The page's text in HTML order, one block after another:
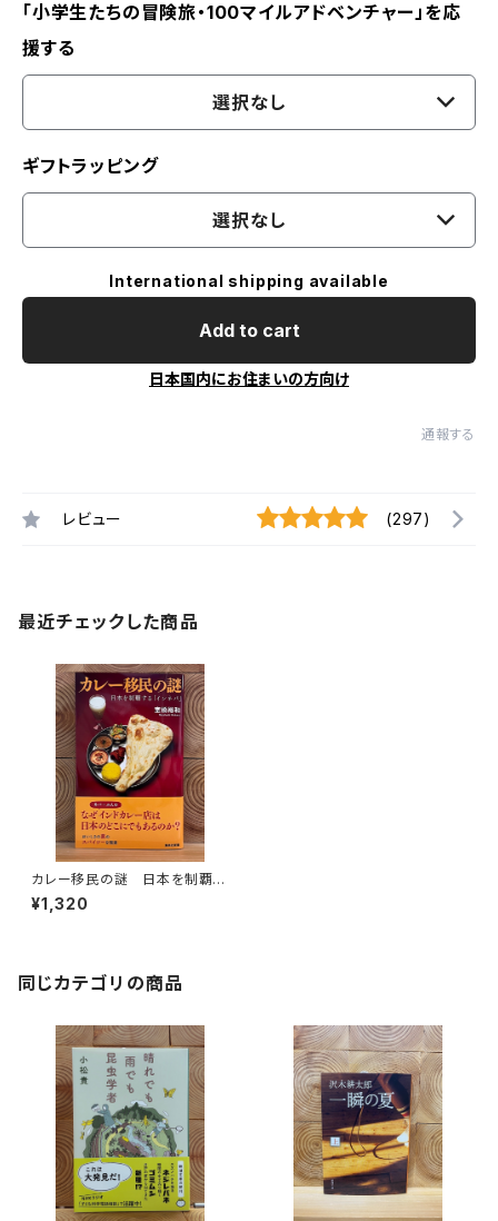
「小学生たちの冒険旅・100マイルアドベンチャー」を応
援する
選択なし
ギフトラッピング
選択なし
International shipping available
Add to cart
日本国内にお住まいの方向け
通報する
レビュー (297)
最近チェックした商品
カレー移民の謎 日本を制覇す
る「インネパ」
¥1,320
同じカテゴリの商品